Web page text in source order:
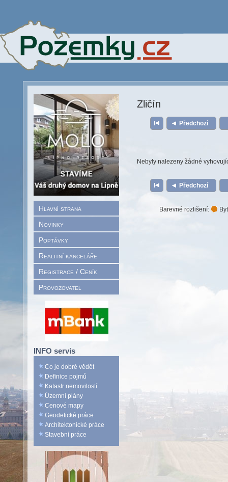
Hlavní strana
Novinky
Poptávky
Realitní kanceláře
Registrace / Ceník
Provozovatel
INFO servis
Co je dobré vědět
Definice pojmů
Katastr nemovitostí
Územní plány
Cenové mapy
Geodetické práce
Architektonické práce
Stavební práce
Zličín
Předchozí
Nebyly nalezeny žádné
Předchozí
Barevné rozlišení: